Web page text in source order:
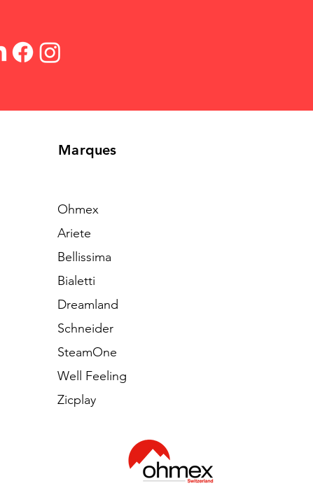
Marques
Ohmex
Ariete
Bellissima
Bialetti
Dreamland
Schneider
SteamOne
Well Feeling
Zicplay